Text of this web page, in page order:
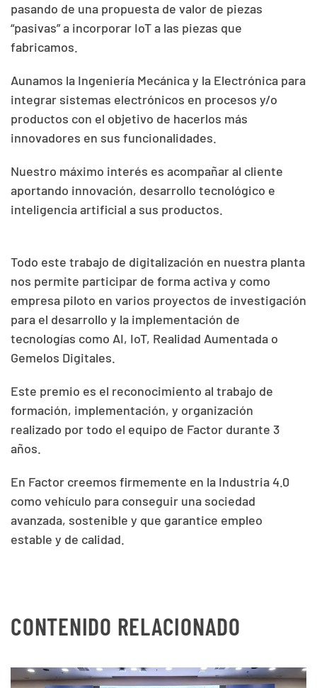
pasando de una propuesta de valor de piezas
“pasivas” a incorporar IoT a las piezas que
fabricamos.
Aunamos la Ingeniería Mecánica y la Electrónica para
integrar sistemas electrónicos en procesos y/o
productos con el objetivo de hacerlos más
innovadores en sus funcionalidades.
Nuestro máximo interés es acompañar al cliente
aportando innovación, desarrollo tecnológico e
inteligencia artificial a sus productos.
Todo este trabajo de digitalización en nuestra planta
nos permite participar de forma activa y como
empresa piloto en varios proyectos de investigación
para el desarrollo y la implementación de
tecnologías como AI, IoT, Realidad Aumentada o
Gemelos Digitales.
Este premio es el reconocimiento al trabajo de
formación, implementación, y organización
realizado por todo el equipo de Factor durante 3
años.
En Factor creemos firmemente en la Industria 4.0
como vehículo para conseguir una sociedad
avanzada, sostenible y que garantice empleo
estable y de calidad.
CONTENIDO RELACIONADO